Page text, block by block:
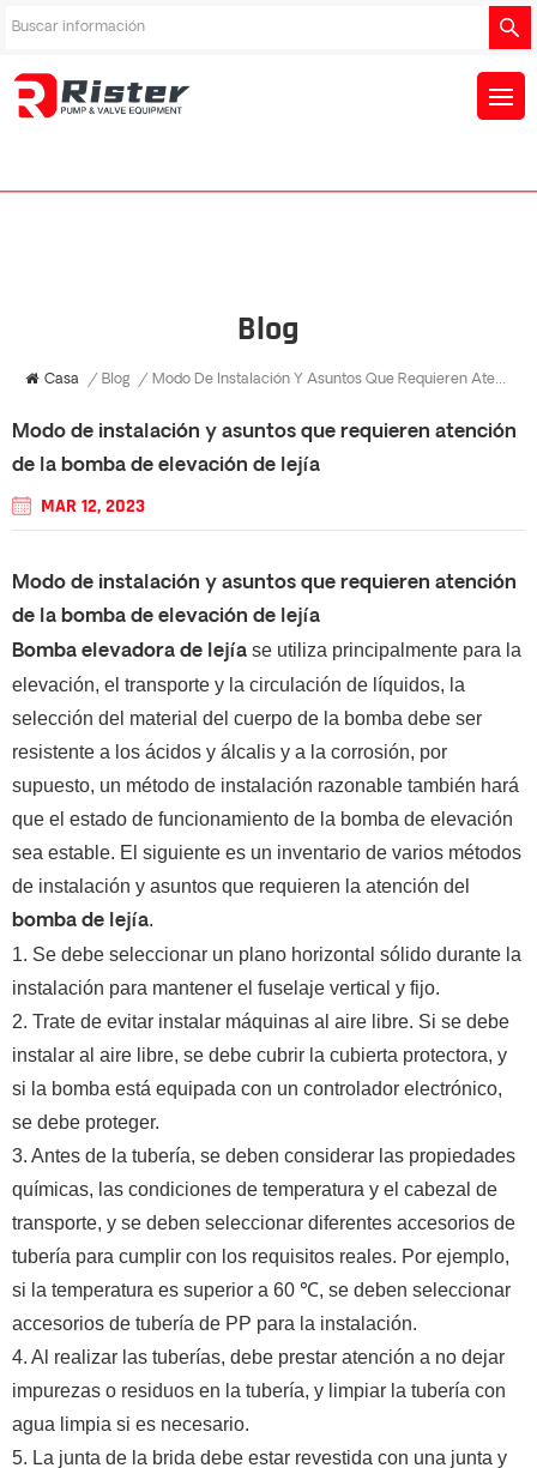
Blog
Casa / Blog / Modo De Instalación Y Asuntos Que Requieren Atención De La Bomba De Elevación De Lejía
Modo de instalación y asuntos que requieren atención
de la bomba de elevación de lejía
MAR 12, 2023
Modo de instalación y asuntos que requieren atención
de la bomba de elevación de lejía
Bomba elevadora de lejía se utiliza principalmente para la
elevación, el transporte y la circulación de líquidos, la
selección del material del cuerpo de la bomba debe ser
resistente a los ácidos y álcalis y a la corrosión, por
supuesto, un método de instalación razonable también hará
que el estado de funcionamiento de la bomba de elevación
sea estable. El siguiente es un inventario de varios métodos
de instalación y asuntos que requieren la atención del
bomba de lejía.
1. Se debe seleccionar un plano horizontal sólido durante la
instalación para mantener el fuselaje vertical y fijo.
2. Trate de evitar instalar máquinas al aire libre. Si se debe
instalar al aire libre, se debe cubrir la cubierta protectora, y
si la bomba está equipada con un controlador electrónico,
se debe proteger.
3. Antes de la tubería, se deben considerar las propiedades
químicas, las condiciones de temperatura y el cabezal de
transporte, y se deben seleccionar diferentes accesorios de
tubería para cumplir con los requisitos reales. Por ejemplo,
si la temperatura es superior a 60 ℃, se deben seleccionar
accesorios de tubería de PP para la instalación.
4. Al realizar las tuberías, debe prestar atención a no dejar
impurezas o residuos en la tubería, y limpiar la tubería con
agua limpia si es necesario.
5. La junta de la brida debe estar revestida con una junta y